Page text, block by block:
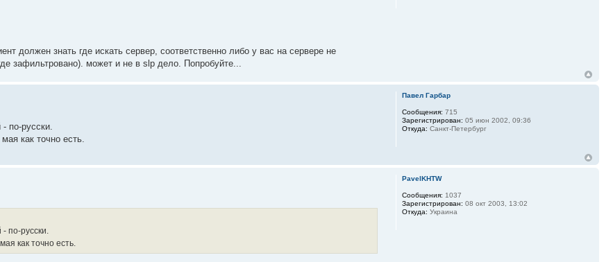
должен знать где искать сервер, соответственно либо у вас на сервере не
зафильтровано). может и не в slp дело. Попробуйте...
по-русски.
как точно есть.
Павел Гарбар
Сообщения: 715
Зарегистрирован: 05 июн 2002, 09:36
Откуда: Санкт-Петербург
по-русски.
как точно есть.
PavelKHTW
Сообщения: 1037
Зарегистрирован: 08 окт 2003, 13:02
Откуда: Украина